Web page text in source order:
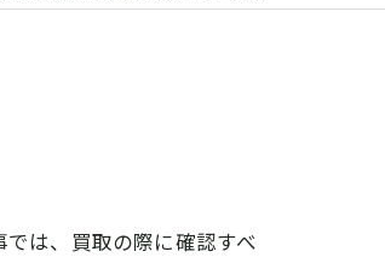
は、買取の際に確認すべ